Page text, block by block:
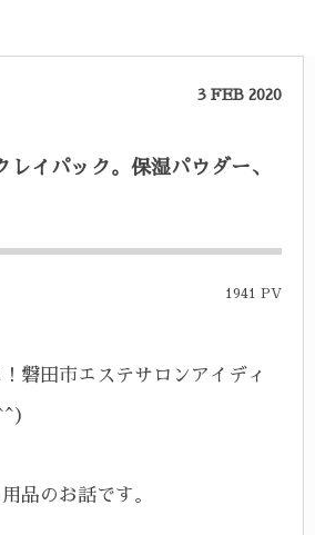
3 FEB 2020
レイパック。保湿パウダー、
1941 PV
磐田市エステサロンアイディ
品のお話です。